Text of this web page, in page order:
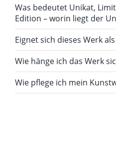
Was bedeutet Unikat,
Edition – worin liegt der
Eignet sich dieses Werk
Wie hänge ich das Werk
Wie pflege ich mein